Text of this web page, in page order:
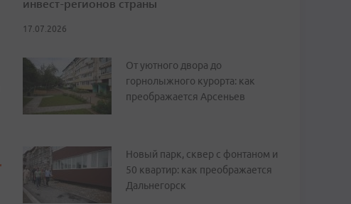
инвест-регионов страны
17.07.2026
От уютного двора до
горнолыжного курорта: как
преображается Арсеньев
Новый парк, сквер с фонтаном и
50 квартир: как преображается
Дальнегорск